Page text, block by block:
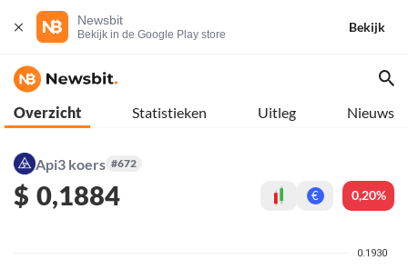
Newsbit
Bekijk in de Google Play store
Bekijk
Overzicht Statistieken Uitleg Nieuws
Api3 koers #672
$ 0,1884 € 0,20%